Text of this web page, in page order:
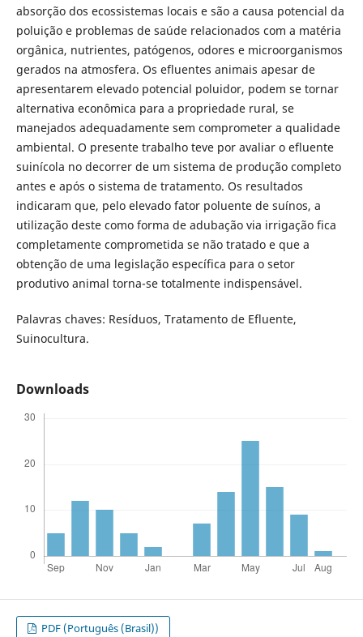
absorção dos ecossistemas locais e são a causa potencial da
poluição e problemas de saúde relacionados com a matéria
orgânica, nutrientes, patógenos, odores e microorganismos
gerados na atmosfera. Os efluentes animais apesar de
apresentarem elevado potencial poluidor, podem se tornar
alternativa econômica para a propriedade rural, se
manejados adequadamente sem comprometer a qualidade
ambiental. O presente trabalho teve por avaliar o efluente
suinícola no decorrer de um sistema de produção completo
antes e após o sistema de tratamento. Os resultados
indicaram que, pelo elevado fator poluente de suínos, a
utilização deste como forma de adubação via irrigação fica
completamente comprometida se não tratado e que a
obtenção de uma legislação específica para o setor
produtivo animal torna-se totalmente indispensável.
Palavras chaves: Resíduos, Tratamento de Efluente,
Suinocultura.
Downloads
PDF (Português (Brasil))